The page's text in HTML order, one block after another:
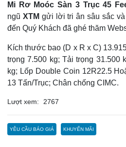
Mi Rơ Moóc Sàn 3 Trục 45
ngũ XTM gửi lời tri ân sâu sắc
đến Quý Khách đã ghé thăm
Kích thước bao (D x R x C)
trọng 7.500 kg; Tải trọng 31.500
kg; Lốp Double Coin 12R22.5
13 Tấn/Trục; Chân chống CIMC.
Lượt xem: 2767
YÊU CẦU BÁO GIÁ KHUYẾN MÃI